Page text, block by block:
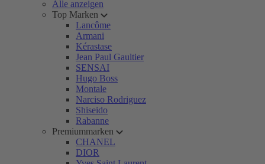
Alle anzeigen
Top Marken
Lancôme
Armani
Kérastase
Jean Paul Gaultier
SENSAI
Hugo Boss
Montale
Narciso Rodriguez
Shiseido
Rabanne
Premiummarken
CHANEL
DIOR